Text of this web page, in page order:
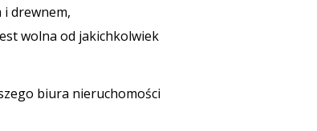
i drewnem,
wolna od jakichkolwiek
biura nieruchomości